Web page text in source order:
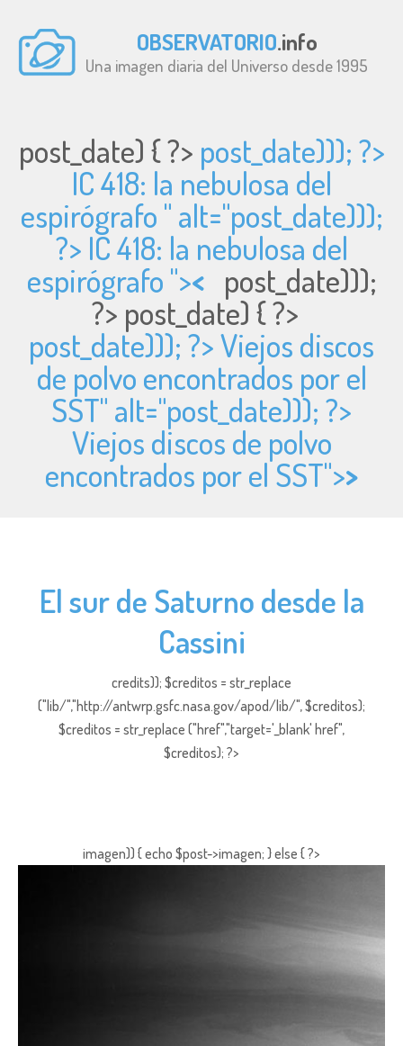
OBSERVATORIO.info
Una imagen diaria del Universo desde 1995
post_date) { ?> post_date))); ?>
IC 418: la nebulosa del
espirógrafo " alt="post_date)));
?> IC 418: la nebulosa del
espirógrafo ">< post_date)));
?> post_date) { ?>
post_date))); ?> Viejos discos
de polvo encontrados por el
SST" alt="post_date))); ?>
Viejos discos de polvo
encontrados por el SST">>
El sur de Saturno desde la
Cassini
credits)); $creditos = str_replace
("lib/","http://antwrp.gsfc.nasa.gov/apod/lib/", $creditos);
$creditos = str_replace ("href","target='_blank' href",
$creditos); ?>
imagen)) { echo $post->imagen; } else { ?>